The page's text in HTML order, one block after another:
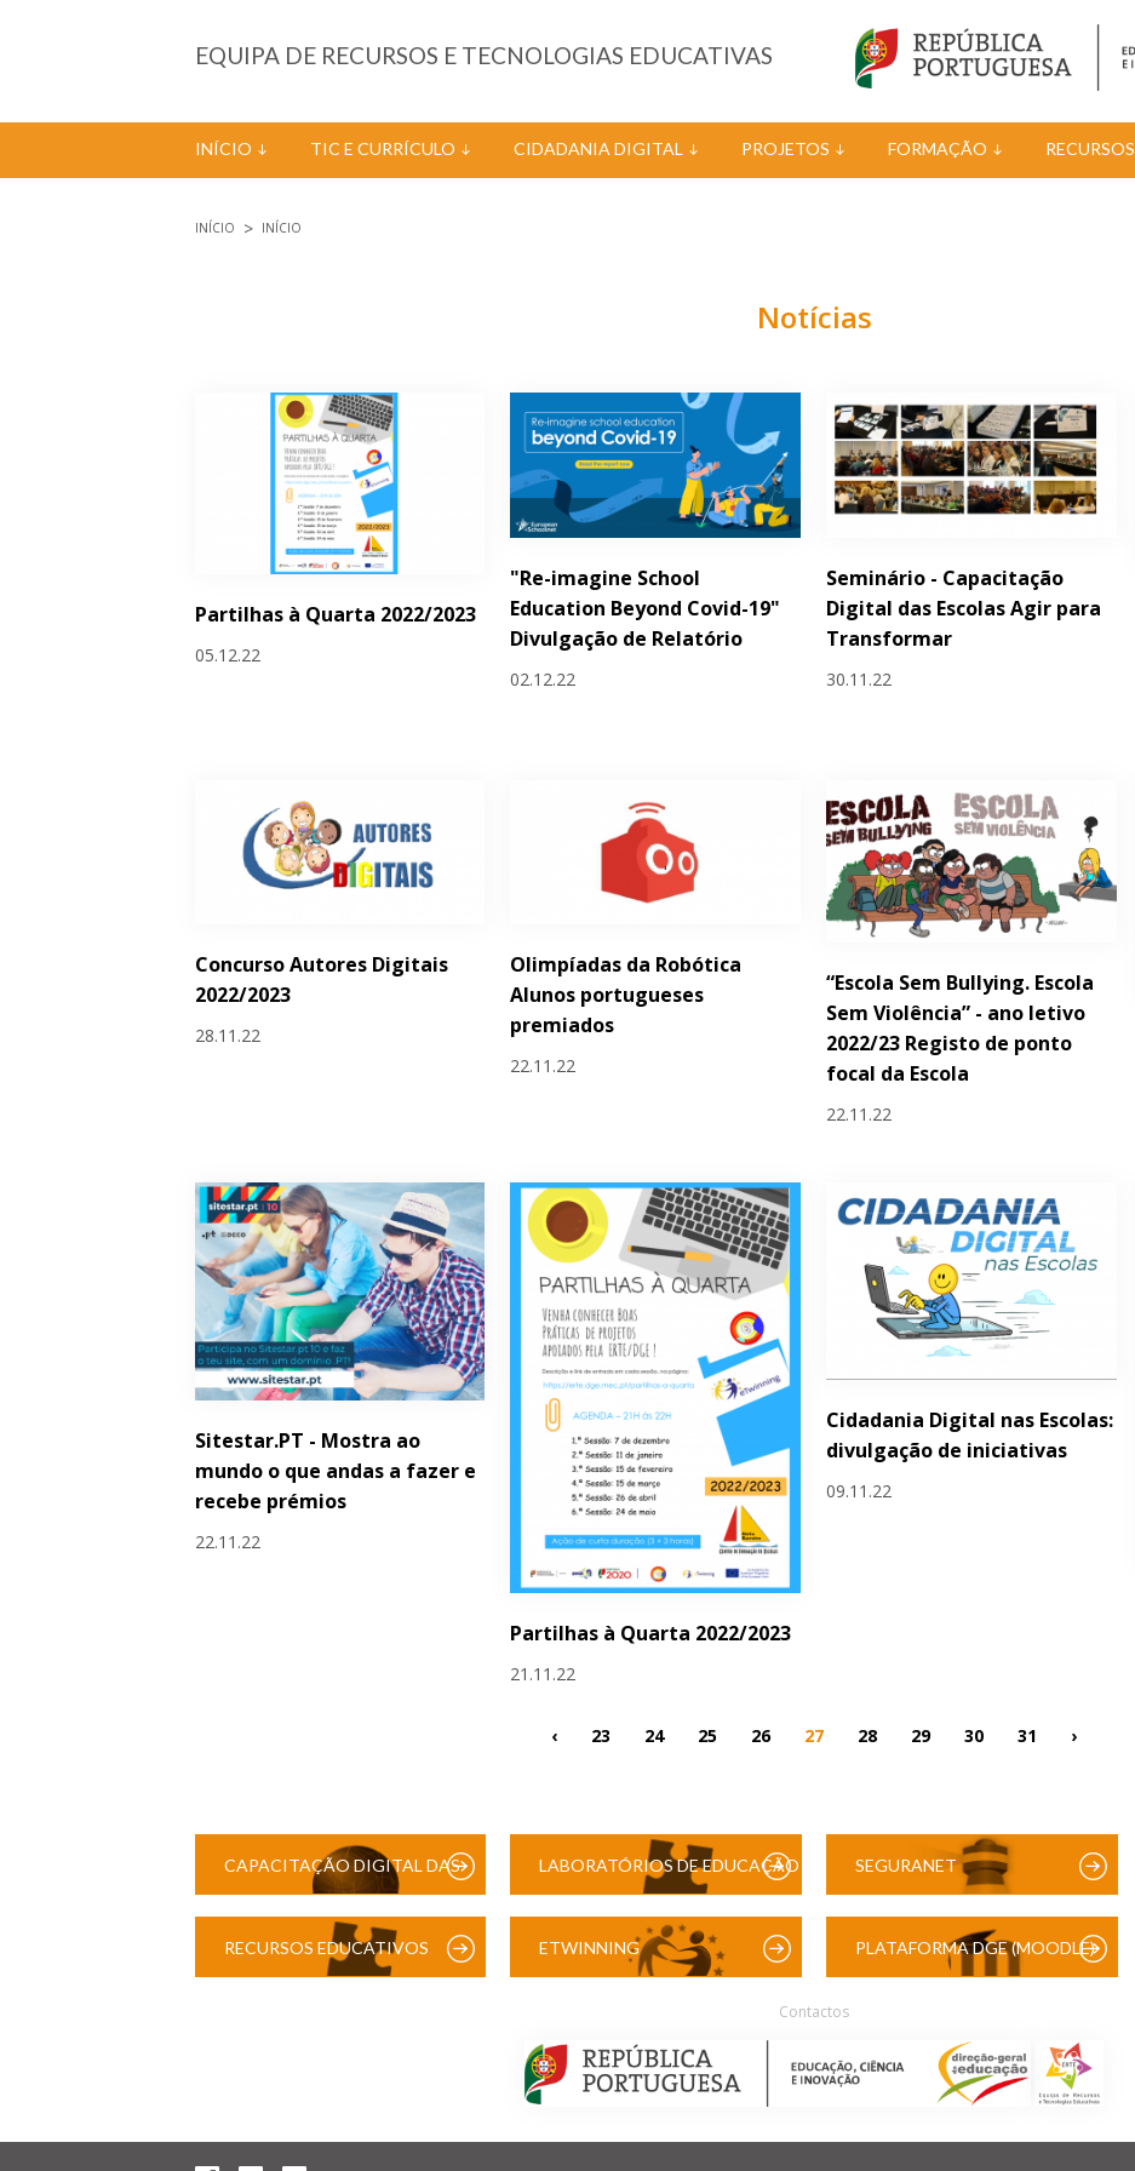
EQUIPA DE RECURSOS E TECNOLOGIAS EDUCATIVAS
INÍCIO TIC E CURRÍCULO CIDADANIA DIGITAL PROJETOS FORMAÇÃO RECURSOS
INÍCIO INÍCIO
Notícias
Partilhas à Quarta 2022/2023
05.12.22
"Re-imagine School
Education Beyond Covid-19"
Divulgação de Relatório
02.12.22
Seminário - Capacitação
Digital das Escolas Agir para
Transformar
30.11.22
Concurso Autores Digitais
2022/2023
28.11.22
Olimpíadas da Robótica
Alunos portugueses
premiados
22.11.22
“Escola Sem Bullying. Escola
Sem Violência” - ano letivo
2022/23 Registo de ponto
focal da Escola
22.11.22
Sitestar.PT - Mostra ao
mundo o que andas a fazer e
recebe prémios
22.11.22
Partilhas à Quarta 2022/2023
21.11.22
Cidadania Digital nas Escolas:
divulgação de iniciativas
09.11.22
Páginas
‹ 23 24 25 26 27 28 29 30 31 ›
CAPACITAÇÃO DIGITAL DAS LABORATÓRIOS DE EDUCAÇÃO SEGURANET
RECURSOS EDUCATIVOS ETWINNING PLATAFORMA DGE (MOODLE)
Contactos